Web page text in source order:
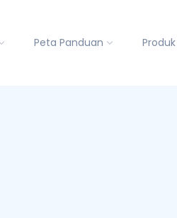
Peta Panduan Produk